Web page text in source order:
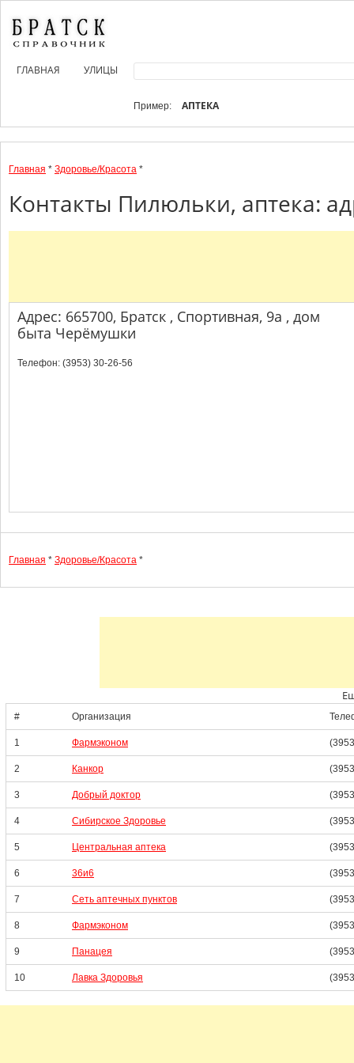
ГЛАВНАЯ УЛИЦЫ
Пример: АПТЕКА
Главная * Здоровье/Красота *
Контакты Пилюльки, аптека:
Адрес: 665700, Братск , Спортивная, 9а , дом
быта Черёмушки
Телефон: (3953) 30-26-56
Главная * Здоровье/Красота *
# Организация
1 Фармэконом
2 Канкор
3 Добрый доктор
4 Сибирское Здоровье
5 Центральная аптека
6 36и6
7 Сеть аптечных пунктов
8 Фармэконом
9 Панацея
10 Лавка Здоровья